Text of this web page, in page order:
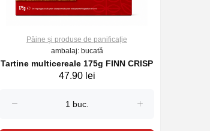
Pâine și produse de panificație
ambalaj: bucată
Tartine multicereale 175g FINN CRISP
47.90 lei